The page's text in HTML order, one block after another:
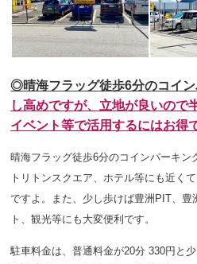
◎晴海フラッグ徒歩6分のコイ
し高めですが、立地が良いので
イベント等で活用するにはお得
晴海フラッグ徒歩6分のコインパーキン
トリトンスクエア、ホテル等にも近く
ですよ。また、少し歩けば豊洲PIT、豊
ト、観光等にも大変便利です。
駐車料金は、普通料金が20分 330円と